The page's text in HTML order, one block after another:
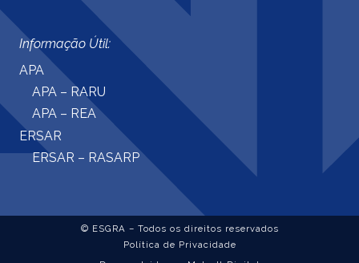
Informação Útil:
APA
APA – RARU
APA – REA
ERSAR
ERSAR – RASARP
© ESGRA – Todos os direitos reservados
Política de Privacidade